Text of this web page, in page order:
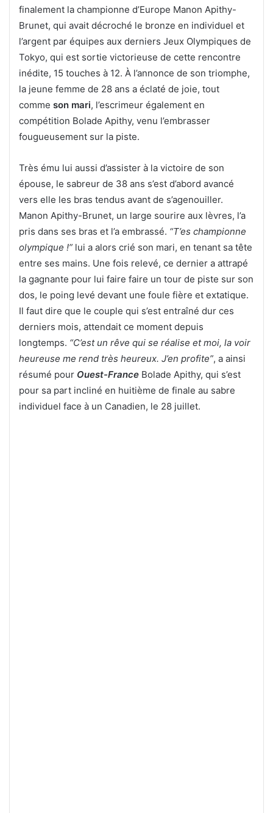
finalement la championne d’Europe Manon Apithy-
Brunet, qui avait décroché le bronze en individuel et
l’argent par équipes aux derniers Jeux Olympiques de
Tokyo, qui est sortie victorieuse de cette rencontre
inédite, 15 touches à 12. À l’annonce de son triomphe,
la jeune femme de 28 ans a éclaté de joie, tout
comme son mari, l’escrimeur également en
compétition Bolade Apithy, venu l’embrasser
fougueusement sur la piste.
Très ému lui aussi d’assister à la victoire de son
épouse, le sabreur de 38 ans s’est d’abord avancé
vers elle les bras tendus avant de s’agenouiller.
Manon Apithy-Brunet, un large sourire aux lèvres, l’a
pris dans ses bras et l’a embrassé. “T’es championne
olympique !” lui a alors crié son mari, en tenant sa tête
entre ses mains. Une fois relevé, ce dernier a attrapé
la gagnante pour lui faire faire un tour de piste sur son
dos, le poing levé devant une foule fière et extatique.
Il faut dire que le couple qui s’est entraîné dur ces
derniers mois, attendait ce moment depuis
longtemps. “C’est un rêve qui se réalise et moi, la voir
heureuse me rend très heureux. J’en profite”, a ainsi
résumé pour Ouest-France Bolade Apithy, qui s’est
pour sa part incliné en huitième de finale au sabre
individuel face à un Canadien, le 28 juillet.